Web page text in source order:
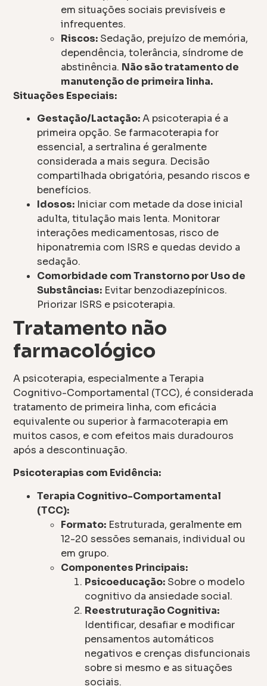
em situações sociais previsíveis e
infrequentes.
Riscos: Sedação, prejuízo de memória,
dependência, tolerância, síndrome de
abstinência. Não são tratamento de
manutenção de primeira linha.
Situações Especiais:
Gestação/Lactação:A psicoterapia é a
primeira opção. Se farmacoterapia for
essencial, a sertralina é geralmente
considerada a mais segura. Decisão
compartilhada obrigatória, pesando riscos e
benefícios.
Idosos: Iniciar com metade da dose inicial
adulta, titulação mais lenta. Monitorar
interações medicamentosas, risco de
hiponatremia com ISRS e quedas devido a
sedação.
Comorbidade com Transtorno por Uso de
Substâncias: Evitar benzodiazepínicos.
Priorizar ISRS e psicoterapia.
Tratamento não
farmacológico
A psicoterapia, especialmente a Terapia
Cognitivo-Comportamental (TCC), é considerada
tratamento de primeira linha, com eficácia
equivalente ou superior à farmacoterapia em
muitos casos, e com efeitos mais duradouros
após a descontinuação.
Psicoterapias com Evidência:
Terapia Cognitivo-Comportamental
(TCC):
Formato: Estruturada, geralmente em
12-20 sessões semanais, individual ou
em grupo.
Componentes Principais:
Psicoeducação: Sobre o modelo
cognitivo da ansiedade social.
Reestruturação Cognitiva:
Identificar, desafiar e modificar
pensamentos automáticos
negativos e crenças disfuncionais
sobre si mesmo e as situações
sociais.